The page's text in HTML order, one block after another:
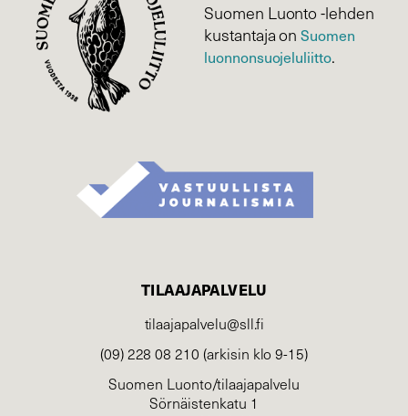
Suomen Luonto -lehden
kustantaja onSuomen
luonnonsuojelu­liitto.
TILAAJAPALVELU
tilaajapalvelu@sll.fi
(09) 228 08 210 (arkisin klo 9-15)
Suomen Luonto/tilaajapalvelu
Sörnäistenkatu 1